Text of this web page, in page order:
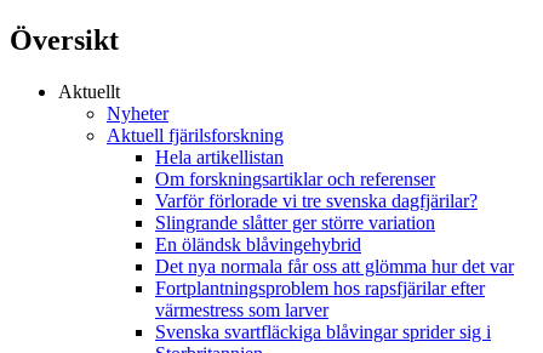
Översikt
Aktuellt
Nyheter
Aktuell fjärilsforskning
Hela artikellistan
Om forskningsartiklar och referenser
Varför förlorade vi tre svenska dagfjärilar?
Slingrande slåtter ger större variation
En öländsk blåvingehybrid
Det nya normala får oss att glömma hur det var
Fortplantningsproblem hos rapsfjärilar efter
värmestress som larver
Svenska svartfläckiga blåvingar sprider sig i